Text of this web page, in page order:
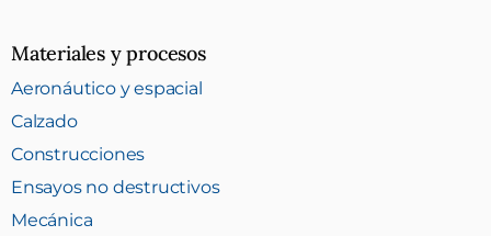
Materiales y procesos
Aeronáutico y espacial
Calzado
Construcciones
Ensayos no destructivos
Mecánica